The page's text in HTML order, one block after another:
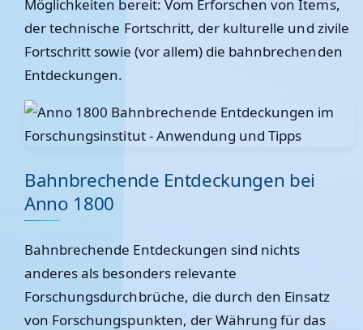
Möglichkeiten bereit: Vom Erforschen von Items,
der technische Fortschritt, der kulturelle und zivile
Fortschritt sowie (vor allem) die bahnbrechenden
Entdeckungen.
Bahnbrechende Entdeckungen bei
Anno 1800
Bahnbrechende Entdeckungen sind nichts
anderes als besonders relevante
Forschungsdurchbrüche, die durch den Einsatz
von Forschungspunkten, der Währung für das